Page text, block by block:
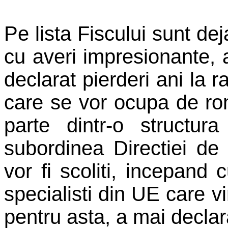
Pe lista Fiscului sunt
cu averi impresionante,
declarat pierderi ani la
care se vor ocupa de
parte dintr-o
subordinea Directiei
vor fi scoliti, incepand
specialisti din UE care
pentru asta, a mai